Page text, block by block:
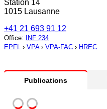
Station 14
1015 Lausanne
+41 21 693 91 12
Office: INF 234
EPFL › VPA› VPA-FAC › HREC
Publications